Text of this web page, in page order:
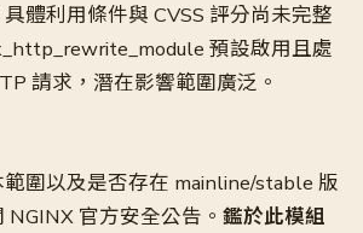
體利用條件與 CVSS 評分尚未完整
預設啟用且處
請求，潛在影響範圍廣泛。
圍以及是否存在 mainline/stable 版
官方安全公告。 鑑於此模組